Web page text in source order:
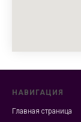
НАВИГАЦИЯ
Главная страница